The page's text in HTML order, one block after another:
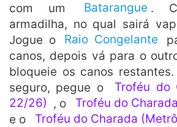
com um
Batarangue .
armadilha, no qual sairá
Jogue o
Raio Congelante
canos, depois vá para o
bloqueie os canos
seguro, pegue o
Troféu do
22/26)
, o
Troféu do
e o
Troféu do Charada